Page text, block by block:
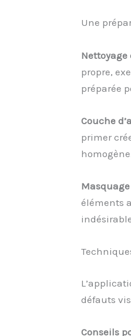
Une
Nettoyage
propre,
préparée
Couche
primer
éléments
défauts
Conseils